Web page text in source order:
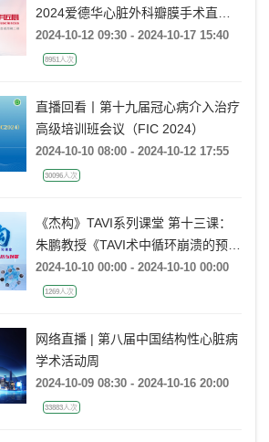
2024爱德华心脏外科瓣膜手术直播
周第二期
2024-10-12 09:30 - 2024-10-17 15:40
8951人次
直播回看丨第十九届冠心病介入治疗
高级培训班会议（FIC 2024）
2024-10-10 08:00 - 2024-10-12 17:55
30096人次
《杰构》TAVI系列课堂 第十三课：
朱鹏教授《TAVI术中循环崩溃的预防
与对策》
2024-10-10 00:00 - 2024-10-10 00:00
1269人次
网络直播 | 第八届中国结构性心脏病
学术活动周
2024-10-09 08:30 - 2024-10-16 20:00
33883人次